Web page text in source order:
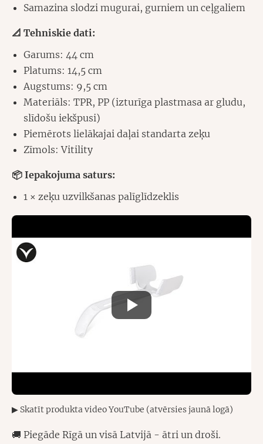
Samazina slodzi mugurai, gurniem un ceļgaliem
📐 Tehniskie dati:
Garums: 44 cm
Platums: 14,5 cm
Augstums: 9,5 cm
Materiāls: TPR, PP (izturīga plastmasa ar gludu,
slīdošu iekšpusi)
Piemērots lielākajai daļai standarta zeķu
Zīmols: Vitility
📦 Iepakojuma saturs:
1 × zeķu uzvilkšanas palīglīdzeklis
▶ Skatīt produkta video YouTube (atvērsies jaunā logā)
🚚 Piegāde Rīgā un visā Latvijā - ātri un droši.